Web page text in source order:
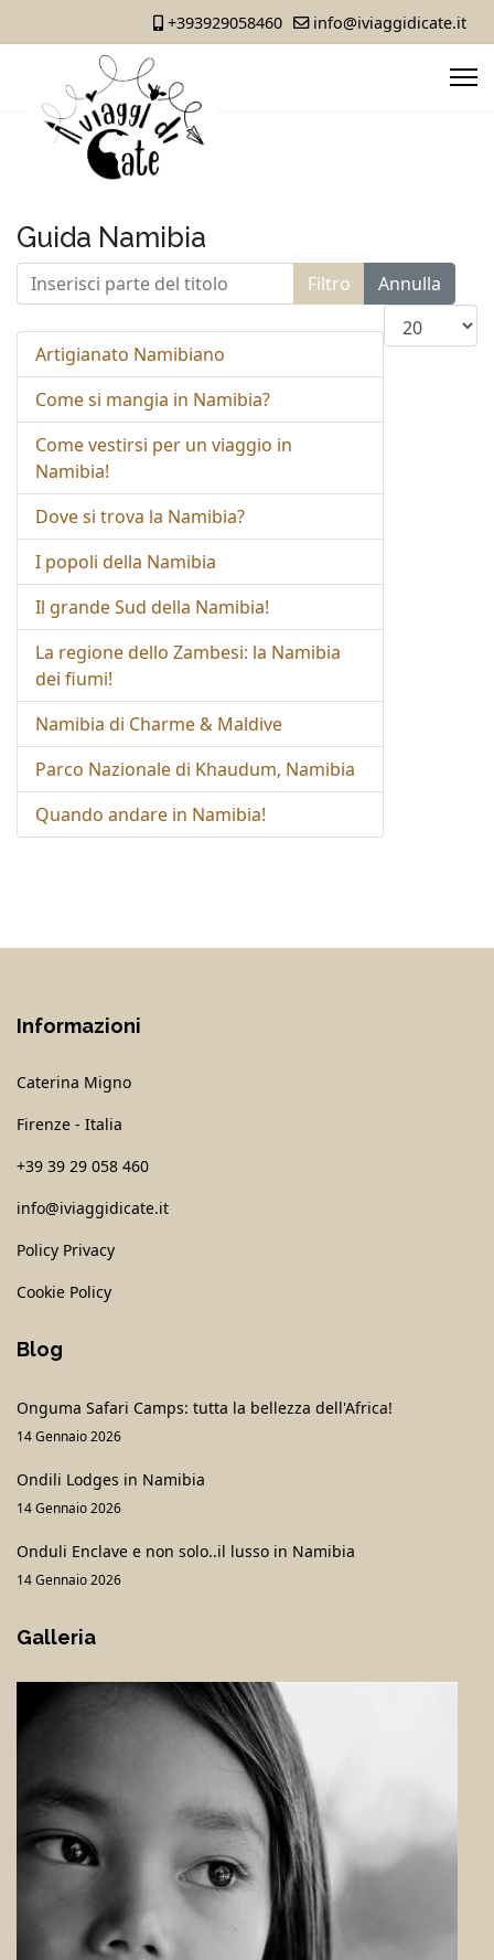
+393929058460 info@iviaggidicate.it
Guida Namibia
Inserisci parte del titolo Filtro
Annulla
Visualizza n.
Artigianato Namibiano
Come si mangia in Namibia?
Come vestirsi per un viaggio in
Namibia!
Dove si trova la Namibia?
I popoli della Namibia
Il grande Sud della Namibia!
La regione dello Zambesi: la Namibia
dei fiumi!
Namibia di Charme & Maldive
Parco Nazionale di Khaudum, Namibia
Quando andare in Namibia!
Informazioni
Caterina Migno
Firenze - Italia
+39 39 29 058 460
info@iviaggidicate.it
Policy Privacy
Cookie Policy
Blog
Onguma Safari Camps: tutta la bellezza dell'Africa!
14 Gennaio 2026
Ondili Lodges in Namibia
14 Gennaio 2026
Onduli Enclave e non solo..il lusso in Namibia
14 Gennaio 2026
Galleria